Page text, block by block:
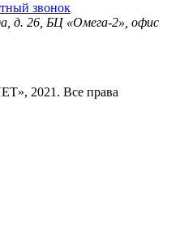
звонок
д. 26, БЦ «Омега-2», офис
2021. Все права